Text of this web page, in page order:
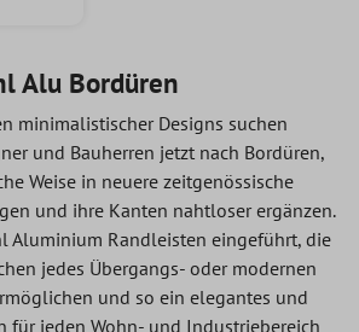
Alu Bordüren
minimalistischer Designs suchen
und Bauherren jetzt nach Bordüren,
Weise in neuere zeitgenössische
und ihre Kanten nahtloser ergänzen.
Aluminium Randleisten eingeführt, die
jedes Übergangs- oder modernen
und so ein elegantes und
für jeden Wohn- und Industriebereich